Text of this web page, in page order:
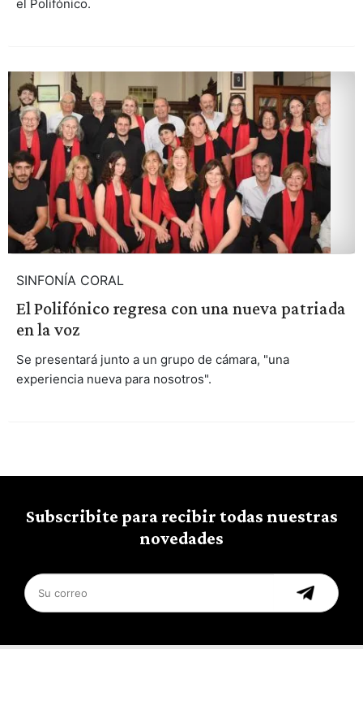
el Polifónico.
SINFONÍA CORAL
El Polifónico regresa con una nueva patriada
en la voz
Se presentará junto a un grupo de cámara, "una
experiencia nueva para nosotros".
Subscribite para recibir todas nuestras
novedades